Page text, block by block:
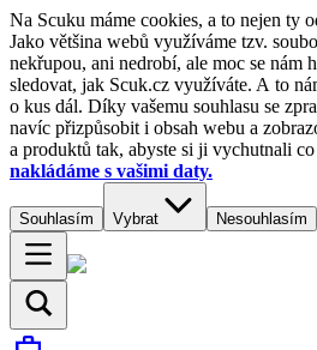
Na Scuku máme cookies, a to nejen ty
Jako většina webů využíváme tzv.
nekřupou, ani nedrobí, ale moc se nám
sledovat, jak Scuk.cz využíváte. A to
o kus dál. Díky vašemu souhlasu se
navíc přizpůsobit i obsah webu a
a produktů tak, abyste si ji vychutnali
nakládáme s vašimi daty.
Souhlasím Vybrat Nesouhlasím